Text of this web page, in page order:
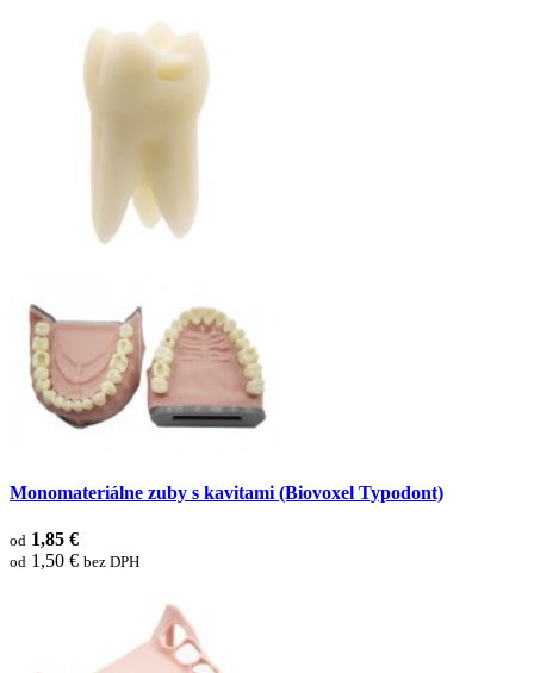
Monomateriálne zuby s kavitami (Biovoxel Typodont)
od 1,85 €
od 1,50 € bez DPH